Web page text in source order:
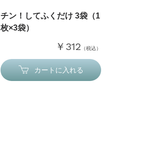
チン！してふくだけ 3袋（1
枚×3袋）
￥312 （税込）
カートに入れる